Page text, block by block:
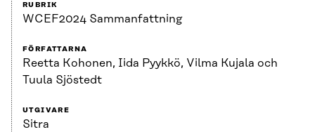
RUBRIK
WCEF2024 Sammanfattning
FÖRFATTARNA
Reetta Kohonen, Iida Pyykkö, Vilma Kujala och
Tuula Sjöstedt
UTGIVARE
Sitra